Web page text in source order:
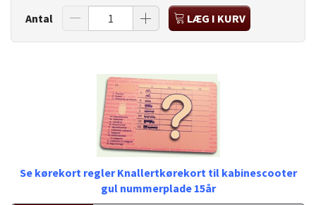
Antal LÆG I KURV
Se kørekort regler Knallertkørekort til kabinescooter
gul nummerplade 15år